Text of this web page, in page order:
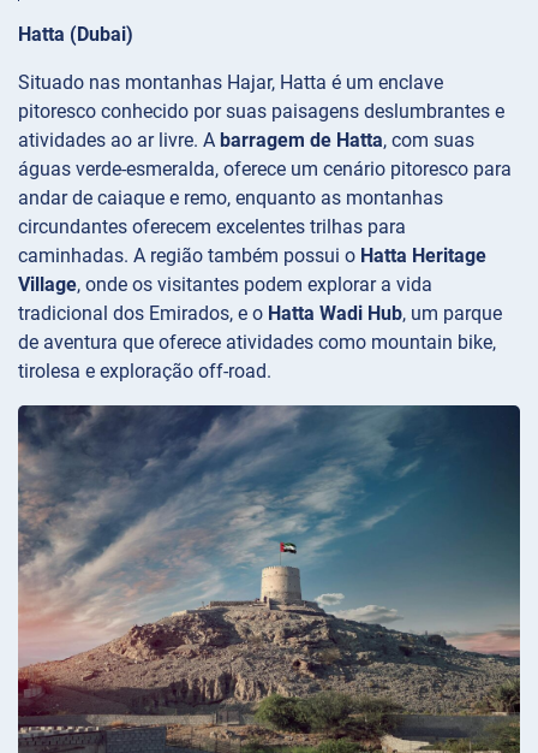
Hatta (Dubai)
Situado nas montanhas Hajar, Hatta é um enclave
pitoresco conhecido por suas paisagens deslumbrantes e
atividades ao ar livre. A barragem de Hatta, com suas
águas verde-esmeralda, oferece um cenário pitoresco para
andar de caiaque e remo, enquanto as montanhas
circundantes oferecem excelentes trilhas para
caminhadas. A região também possui o Hatta Heritage
Village, onde os visitantes podem explorar a vida
tradicional dos Emirados, e o Hatta Wadi Hub, um parque
de aventura que oferece atividades como mountain bike,
tirolesa e exploração off-road.